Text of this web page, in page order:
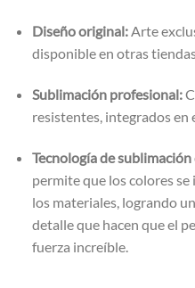
Diseño original:Arte
disponible en otras
Sublimación profesional:
resistentes, integrados en
Tecnología de
permite que los colores
los materiales, logrando
detalle que hacen que el
fuerza increíble.